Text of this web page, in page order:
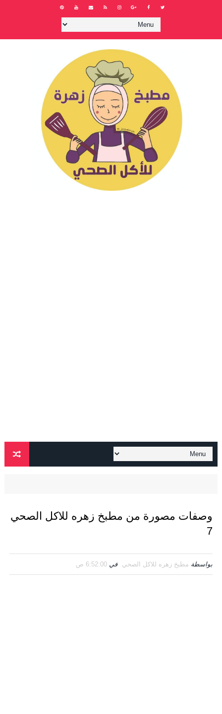
وصفات مصورة من مطبخ زهره للاكل الصحي
7
بواسطة مطبخ زهره للاكل الصحي في 6:52:00 ص